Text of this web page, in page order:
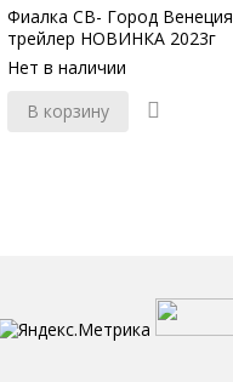
Фиалка СВ- Город Венеция
трейлер НОВИНКА 2023г
Нет в наличии
В корзину